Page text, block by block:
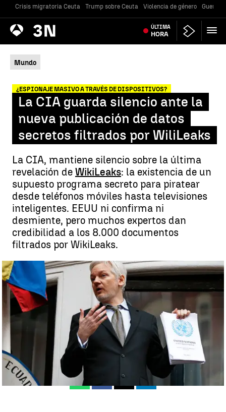
Crisis migratoria Ceuta Trump sobre Ceuta Violencia de género Guerra
Antena
3 Noticias ÚLTIMA
HORA
Mundo
¿ESPIONAJE MASIVO A TRAVÉS DE DISPOSITIVOS?
La CIA guarda silencio ante la
nueva publicación de datos
secretos filtrados por WiliLeaks
La CIA, mantiene silencio sobre la última
revelación de WikiLeaks: la existencia de un
supuesto programa secreto para piratear
desde teléfonos móviles hasta televisiones
inteligentes. EEUU ni confirma ni
desmiente, pero muchos expertos dan
credibilidad a los 8.000 documentos
filtrados por WikiLeaks.
La CIA guarda silencio ante la nueva publicación de datos secretos
filtrados por WiliLeaks |antena3.com
Antena 3 Noticias Madrid
14 de febrero de 2018, 08:53
WhatsappFacebook
X Linkedin